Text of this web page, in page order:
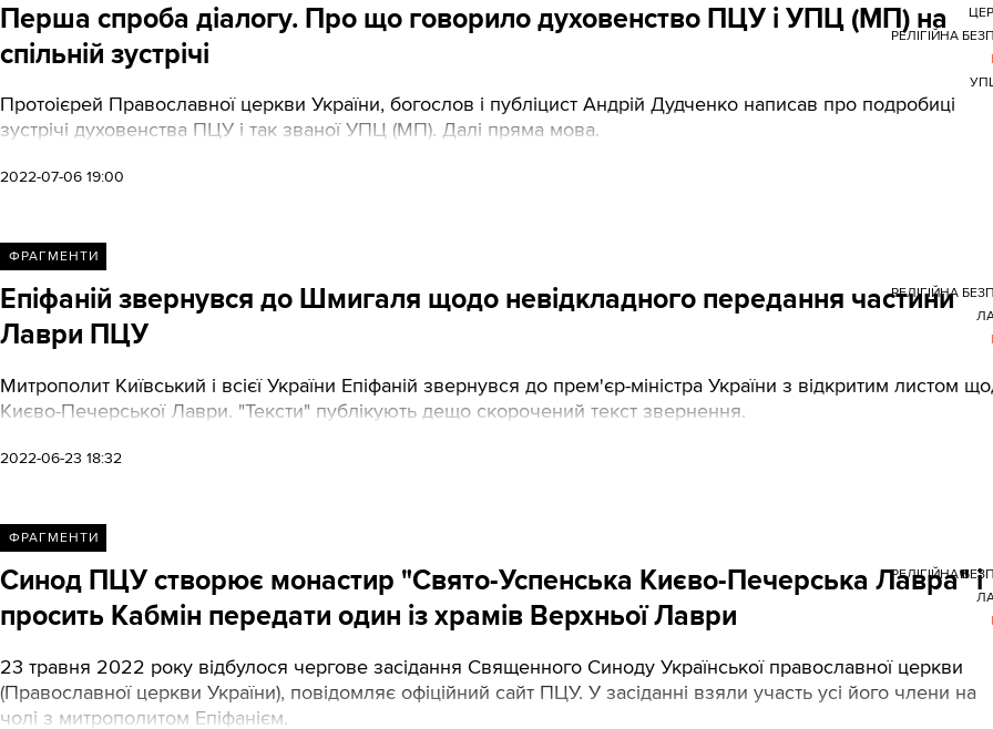
Перша спроба діалогу. Про що говорило духовенство ПЦУ і УПЦ (МП) на
спільній зустрічі
Протоієрей Православної церкви України, богослов і публіцист Андрій Дудченко написав про подробиці
зустрічі духовенства ПЦУ і так званої УПЦ (МП). Далі пряма мова.
2022-07-06 19:00
РЕЛІГІЙНА
ФРАГМЕНТИ
Епіфаній звернувся до Шмигаля щодо невідкладного передання частини
Лаври ПЦУ
Митрополит Київський і всієї України Епіфаній звернувся до прем'єр-міністра України з відкритим листом
Києво-Печерської Лаври. "Тексти" публікують дещо скорочений текст звернення.
2022-06-23 18:32
РЕЛІГІЙНА
ФРАГМЕНТИ
Синод ПЦУ створює монастир "Свято-Успенська Києво-Печерська Лавра" і
просить Кабмін передати один із храмів Верхньої Лаври
23 травня 2022 року відбулося чергове засідання Священного Синоду Української православної церкви
(Православної церкви України), повідомляє офіційний сайт ПЦУ. У засіданні взяли участь усі його члени на
чолі з митрополитом Епіфанієм.
РЕЛІГІЙНА